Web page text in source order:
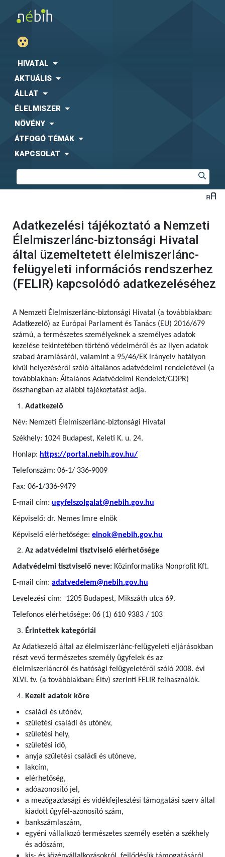
HIVATAL
AKTUÁLIS
ÁLLAT
ÉLELMISZER
NÖVÉNY
ÁTFOGÓ TÉMÁK
KAPCSOLAT
Adatkezelési tájékoztató a Nemzeti
Élelmiszerlánc-biztonsági Hivatal
által üzemeltetett élelmiszerlánc-
felügyeleti információs rendszerhez
(FELIR) kapcsolódó adatkezeléséhez
A Nemzeti Élelmiszerlánc-biztonsági Hivatal (a továbbiakban:
Adatkezelő) az Európai Parlament és Tanács (EU) 2016/679
számú, a természetes személyeknek a személyes adatok
kezelése tekintetében történő védelméről és az ilyen adatok
szabad áramlásáról, valamint a 95/46/EK irányelv hatályon
kívül helyezéséről szóló általános adatvédelmi rendeletével (a
továbbiakban: Általános Adatvédelmi Rendelet/GDPR)
összhangban az alábbi tájékoztatást adja.
Adatkezelő
Név: Nemzeti Élelmiszerlánc-biztonsági Hivatal
Székhely: 1024 Budapest, Keleti K. u. 24.
Honlap: https://portal.nebih.gov.hu/
Telefonszám: 06-1/ 336-9009
Fax: 06-1/336-9479
E-mail cím: ugyfelszolgalat@nebih.gov.hu
Képviselő: dr. Nemes Imre elnök
Képviselő elérhetősége: elnok@nebih.gov.hu
Az adatvédelmi tisztviselő elérhetősége
Adatvédelmi tisztviselő neve: Közinformatika Nonprofit Kft.
E-mail cím: adatvedelem@nebih.gov.hu
Levelezési cím: 1205 Budapest, Mikszáth utca 69.
Telefonos elérhetősége: 06 (1) 610 9383 / 103
Érintettek kategóriái
Az Adatkezelő által az élelmiszerlánc-felügyeleti eljárásokban
részt vevő természetes személy ügyfelek és az
élelmiszerláncról és hatósági felügyeletéről szóló 2008. évi
XLVI. tv. (a továbbiakban: Éltv) szerinti FELIR felhasználók.
Kezelt adatok köre
családi és utónév,
születési családi és utónév,
születési hely,
születési idő,
anyja születési családi és utóneve,
lakcím,
elérhetőség,
adóazonosító jel,
a mezőgazdasági és vidékfejlesztési támogatási szerv által
kiadott ügyfél-azonosító szám,
bankszámlaszám,
egyéni vállalkozó természetes személy esetén a székhely
és adószám,